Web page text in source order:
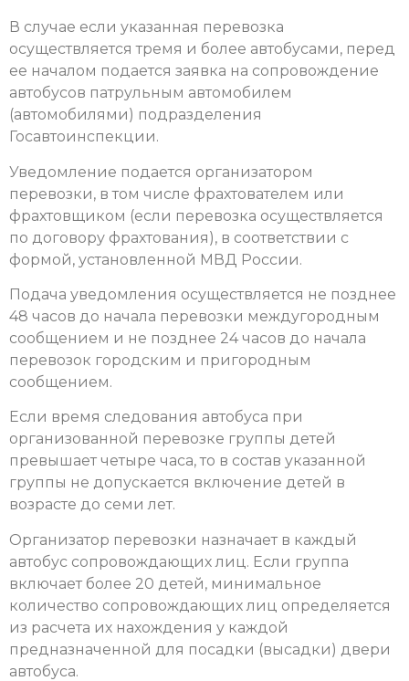
В случае если указанная перевозка
осуществляется тремя и более автобусами, перед
ее началом подается заявка на сопровождение
автобусов патрульным автомобилем
(автомобилями) подразделения
Госавтоинспекции.
Уведомление подается организатором
перевозки, в том числе фрахтователем или
фрахтовщиком (если перевозка осуществляется
по договору фрахтования), в соответствии с
формой, установленной МВД России.
Подача уведомления осуществляется не позднее
48 часов до начала перевозки междугородным
сообщением и не позднее 24 часов до начала
перевозок городским и пригородным
сообщением.
Если время следования автобуса при
организованной перевозке группы детей
превышает четыре часа, то в состав указанной
группы не допускается включение детей в
возрасте до семи лет.
Организатор перевозки назначает в каждый
автобус сопровождающих лиц. Если группа
включает более 20 детей, минимальное
количество сопровождающих лиц определяется
из расчета их нахождения у каждой
предназначенной для посадки (высадки) двери
автобуса.